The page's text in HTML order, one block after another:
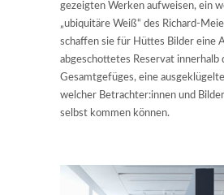
gezeigten Werken aufweisen, ein
„ubiquitäre Weiß“ des Richard-
schaffen sie für Hüttes Bilder eine
abgeschottetes Reservat innerhalb
Gesamtgefüges, eine
welcher Betrachter:innen und
selbst kommen können.